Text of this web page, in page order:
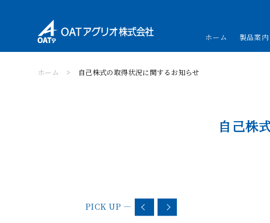
ホーム 製品案内
ホーム 自己株式の取得状況に関するお知らせ
自己株
PICK UP —